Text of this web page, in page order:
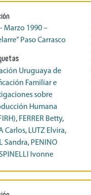
Marzo 1990 –
Paso Carrasco
Uruguaya de
Familiar e
sobre
Humana
, FERRER Betty,
Carlos, LUTZ Elvira,
Sandra, PENINO
Ivonne